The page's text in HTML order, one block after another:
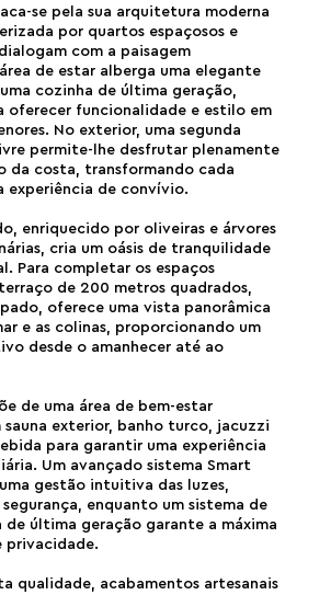
se pela sua arquitetura moderna
por quartos espaçosos e
com a paisagem
de estar alberga uma elegante
cozinha de última geração,
oferecer funcionalidade e estilo em
No exterior, uma segunda
permite-lhe desfrutar plenamente
da costa, transformando cada
experiência de convívio.
enriquecido por oliveiras e árvores
cria um oásis de tranquilidade
Para completar os espaços
de 200 metros quadrados,
oferece uma vista panorâmica
e as colinas, proporcionando um
desde o amanhecer até ao
de uma área de bem-estar
exterior, banho turco, jacuzzi
para garantir uma experiência
Um avançado sistema Smart
gestão intuitiva das luzes,
enquanto um sistema de
última geração garante a máxima
privacidade.
qualidade, acabamentos artesanais